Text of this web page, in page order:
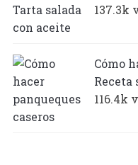
137.3k
Cómo
116.4k